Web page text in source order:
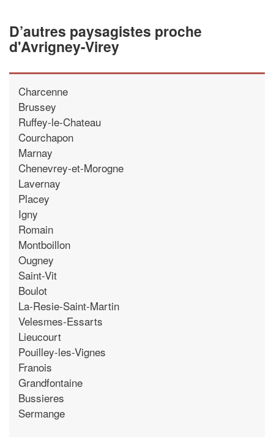
D’autres paysagistes proche
d'Avrigney-Virey
Charcenne
Brussey
Ruffey-le-Chateau
Courchapon
Marnay
Chenevrey-et-Morogne
Lavernay
Placey
Igny
Romain
Montboillon
Ougney
Saint-Vit
Boulot
La-Resie-Saint-Martin
Velesmes-Essarts
Lieucourt
Pouilley-les-Vignes
Franois
Grandfontaine
Bussieres
Sermange